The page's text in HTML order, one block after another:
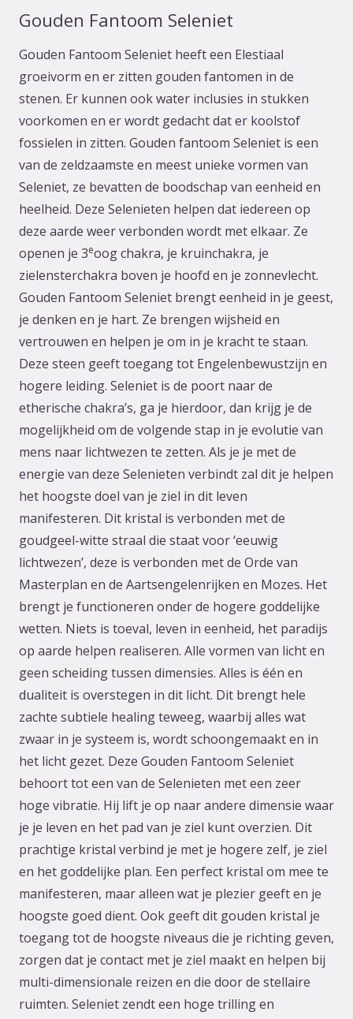
Gouden Fantoom Seleniet
Gouden Fantoom Seleniet heeft een Elestiaal
groeivorm en er zitten gouden fantomen in de
stenen. Er kunnen ook water inclusies in stukken
voorkomen en er wordt gedacht dat er koolstof
fossielen in zitten. Gouden fantoom Seleniet is een
van de zeldzaamste en meest unieke vormen van
Seleniet, ze bevatten de boodschap van eenheid en
heelheid. Deze Selenieten helpen dat iedereen op
deze aarde weer verbonden wordt met elkaar. Ze
openen je 3eoog chakra, je kruinchakra, je
zielensterchakra boven je hoofd en je zonnevlecht.
Gouden Fantoom Seleniet brengt eenheid in je geest,
je denken en je hart. Ze brengen wijsheid en
vertrouwen en helpen je om in je kracht te staan.
Deze steen geeft toegang tot Engelenbewustzijn en
hogere leiding. Seleniet is de poort naar de
etherische chakra’s, ga je hierdoor, dan krijg je de
mogelijkheid om de volgende stap in je evolutie van
mens naar lichtwezen te zetten. Als je je met de
energie van deze Selenieten verbindt zal dit je helpen
het hoogste doel van je ziel in dit leven
manifesteren. Dit kristal is verbonden met de
goudgeel-witte straal die staat voor ‘eeuwig
lichtwezen’, deze is verbonden met de Orde van
Masterplan en de Aartsengelenrijken en Mozes. Het
brengt je functioneren onder de hogere goddelijke
wetten. Niets is toeval, leven in eenheid, het paradijs
op aarde helpen realiseren. Alle vormen van licht en
geen scheiding tussen dimensies. Alles is één en
dualiteit is overstegen in dit licht. Dit brengt hele
zachte subtiele healing teweeg, waarbij alles wat
zwaar in je systeem is, wordt schoongemaakt en in
het licht gezet. Deze Gouden Fantoom Seleniet
behoort tot een van de Selenieten met een zeer
hoge vibratie. Hij lift je op naar andere dimensie waar
je je leven en het pad van je ziel kunt overzien. Dit
prachtige kristal verbind je met je hogere zelf, je ziel
en het goddelijke plan. Een perfect kristal om mee te
manifesteren, maar alleen wat je plezier geeft en je
hoogste goed dient. Ook geeft dit gouden kristal je
toegang tot de hoogste niveaus die je richting geven,
zorgen dat je contact met je ziel maakt en helpen bij
multi-dimensionale reizen en die door de stellaire
ruimten. Seleniet zendt een hoge trilling en